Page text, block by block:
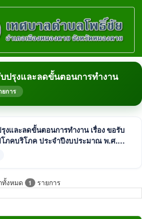
ปรุงและลดขั้นตอนการทำงาน
ยการ
งและลดขั้นตอนการทำงาน เรื่อง ขอรับ
ภคบริโภค ประจำปีงบประมาณ พ.ศ.
ทั้งหมด 1 รายการ